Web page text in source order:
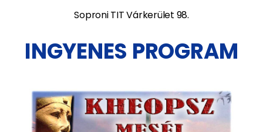
Soproni TIT Várkerület 98.
INGYENES PROGRAM